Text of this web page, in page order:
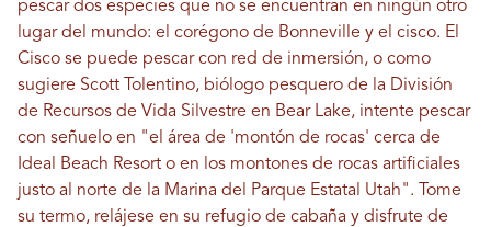
pescar dos especies que no se encuentran en ningún otro
lugar del mundo: el corégono de Bonneville y el cisco. El
Cisco se puede pescar con red de inmersión, o como
sugiere Scott Tolentino, biólogo pesquero de la División
de Recursos de Vida Silvestre en Bear Lake, intente pescar
con señuelo en "el área de 'montón de rocas' cerca de
Ideal Beach Resort o en los montones de rocas artificiales
justo al norte de la Marina del Parque Estatal Utah". Tome
su termo, relájese en su refugio de cabaña y disfrute de